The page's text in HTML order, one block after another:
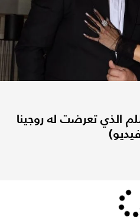
الذي تعرضت له روجينا